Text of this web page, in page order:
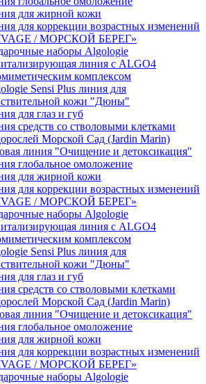
для жирной кожи
для коррекции возрастных изменений
/ МОРСКОЙ БЕРЕГ»
наборы Algologie
линия с ALGO4
комплексом
Sensi Plus линия для
кожи "Дюны"
для глаз и губ
средств со стволовыми клетками
Морской Сад (Jardin Marin)
линия "Очищение и детоксикация"
глобальное омоложение
для жирной кожи
для коррекции возрастных изменений
/ МОРСКОЙ БЕРЕГ»
наборы Algologie
линия с ALGO4
комплексом
Sensi Plus линия для
кожи "Дюны"
для глаз и губ
средств со стволовыми клетками
Морской Сад (Jardin Marin)
линия "Очищение и детоксикация"
глобальное омоложение
для жирной кожи
для коррекции возрастных изменений
/ МОРСКОЙ БЕРЕГ»
наборы Algologie